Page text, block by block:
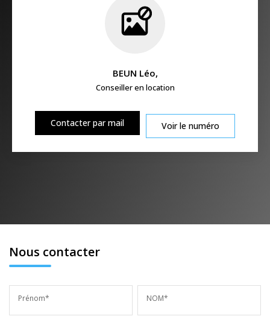
BEUN Léo,
Conseiller en location
Contacter par mail Voir le numéro
Nous contacter
Prénom* NOM*